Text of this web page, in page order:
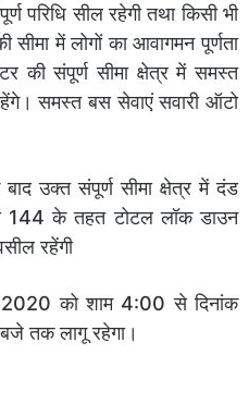
परिधि सील रहेगी तथा किसी भी
में लोगों का आवागमन पूर्णता
की संपूर्ण सीमा क्षेत्र में समस्त
समस्त बस सेवाएं सवारी ऑटो
उक्त संपूर्ण सीमा क्षेत्र में दंड
144 के तहत टोटल लॉक डाउन
रहेंगी
को शाम 4:00 से दिनांक
तक लागू रहेगा।